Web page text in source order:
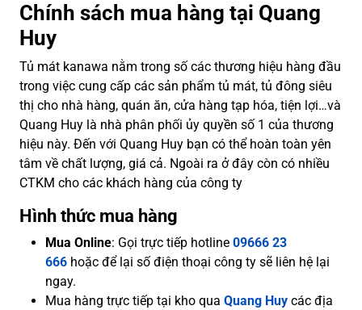
Chính sách mua hàng tại Quang
Huy
Tủ mát kanawa nằm trong số các thương hiệu hàng đầu
trong việc cung cấp các sản phẩm tủ mát, tủ đông siêu
thị cho nhà hàng, quán ăn, cửa hàng tạp hóa, tiện lợi…và
Quang Huy là nhà phân phối ủy quyền số 1 của thương
hiệu này. Đến với Quang Huy bạn có thể hoàn toàn yên
tâm về chất lượng, giá cả. Ngoài ra ở đây còn có nhiều
CTKM cho các khách hàng của công ty
Hình thức mua hàng
Mua Online: Gọi trực tiếp hotline 09666 23
666 hoặc để lại số điện thoại công ty sẽ liên hệ lại
ngay.
Mua hàng trực tiếp tại kho qua Quang Huy các địa